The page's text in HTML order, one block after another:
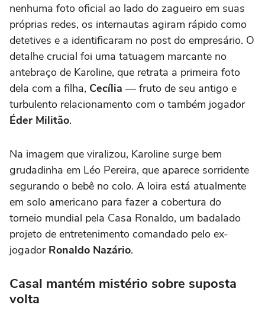
nenhuma foto oficial ao lado do zagueiro em suas
próprias redes, os internautas agiram rápido como
detetives e a identificaram no post do empresário. O
detalhe crucial foi uma tatuagem marcante no
antebraço de Karoline, que retrata a primeira foto
dela com a filha, Cecília — fruto de seu antigo e
turbulento relacionamento com o também jogador
Éder Militão.
Na imagem que viralizou, Karoline surge bem
grudadinha em Léo Pereira, que aparece sorridente
segurando o bebê no colo. A loira está atualmente
em solo americano para fazer a cobertura do
torneio mundial pela Casa Ronaldo, um badalado
projeto de entretenimento comandado pelo ex-
jogador Ronaldo Nazário.
Casal mantém mistério sobre suposta
volta